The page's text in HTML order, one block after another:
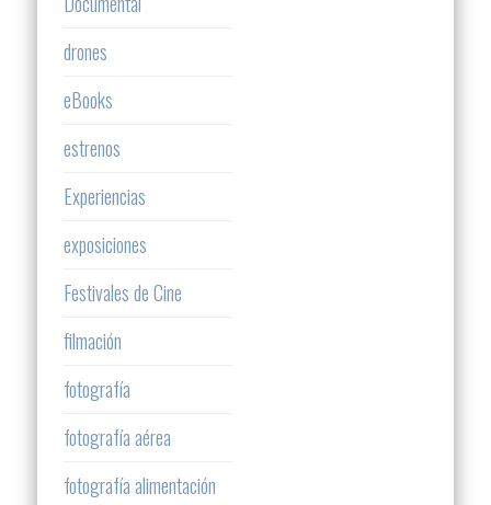
drones
eBooks
estrenos
Experiencias
exposiciones
Festivales de Cine
filmación
fotografía
fotografía aérea
fotografía alimentación